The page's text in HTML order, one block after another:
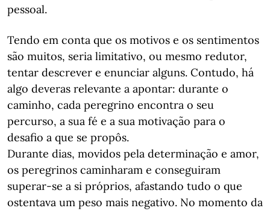
pessoal.
Tendo em conta que os motivos e os sentimentos
são muitos, seria limitativo, ou mesmo redutor,
tentar descrever e enunciar alguns. Contudo, há
algo deveras relevante a apontar: durante o
caminho, cada peregrino encontra o seu
percurso, a sua fé e a sua motivação para o
desafio a que se propôs.
Durante dias, movidos pela determinação e amor,
os peregrinos caminharam e conseguiram
superar-se a si próprios, afastando tudo o que
ostentava um peso mais negativo. No momento da